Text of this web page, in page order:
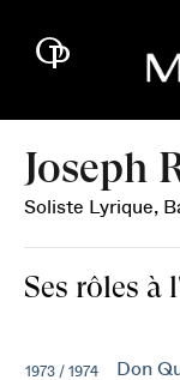
Joseph
Soliste Lyrique,
Ses rôles à
1973 / 1974 Don